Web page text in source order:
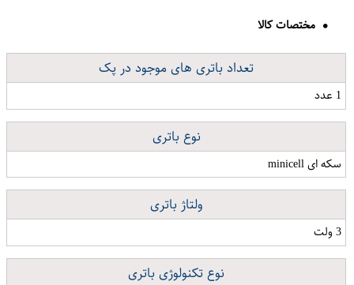
مختصات کالا
تعداد باتری های موجود در پک
1 عدد
نوع باتری
سکه ای minicell
ولتاژ باتری
3 ولت
نوع تکنولوژی باتری